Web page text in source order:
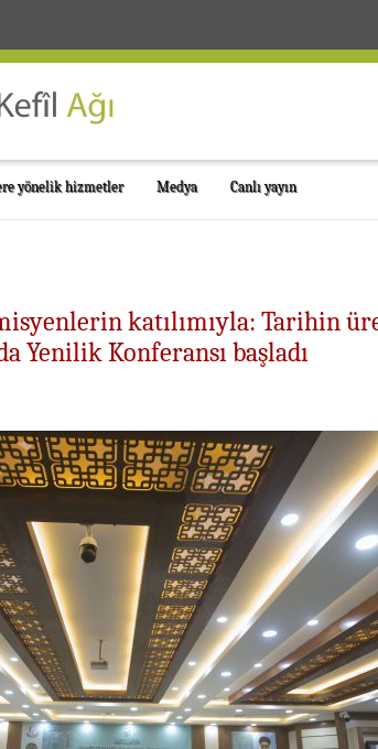
yönelik hizmetler Medya Canlı yayın
katılımıyla: Tarihin
Yenilik Konferansı başladı